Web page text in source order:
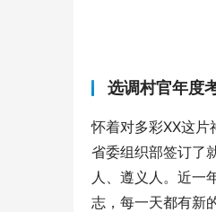
选调村官年度
怀着对多彩XX这
省委组织部签订了
人、遵义人。近一
志，每一天都有新